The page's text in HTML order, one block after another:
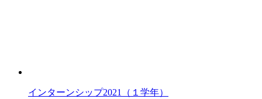
インターンシップ2021（１学年）